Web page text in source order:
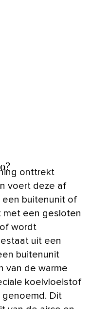
onttrekt
voert deze af
een buitenunit of
met een gesloten
wordt
uit een
buitenunit
van de warme
koelvloeistof
Dit